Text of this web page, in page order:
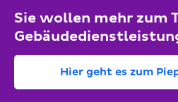
Sie wollen mehr zum
Hier geht es zum